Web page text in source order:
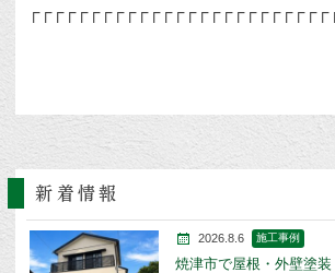
新着情報
2026.8.6 施工事例
焼津市で屋根・外壁塗